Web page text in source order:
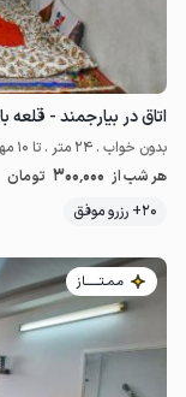
اتاق در بیارجمند - قلعه بالا - ۲۴
بدون خواب . 24 متر . تا 10 مهمان
هر شب از 300٬000 تومان
20+ رزرو موفق
مـمـتــــــاز